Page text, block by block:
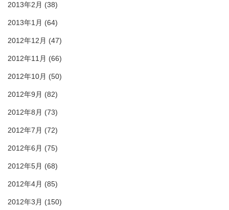
2013年2月 (38)
2013年1月 (64)
2012年12月 (47)
2012年11月 (66)
2012年10月 (50)
2012年9月 (82)
2012年8月 (73)
2012年7月 (72)
2012年6月 (75)
2012年5月 (68)
2012年4月 (85)
2012年3月 (150)